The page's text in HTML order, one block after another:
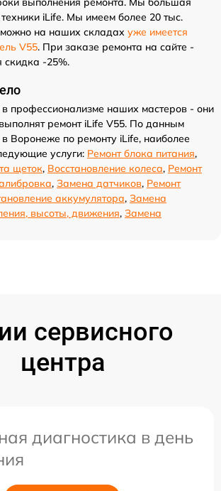
техники iLife. Мы имеем более 20 тыс.
на наших складах уже имеется
V55. При заказе ремонта на сайте -
скидка -25%.
профессионализме наших мастеров - они
ремонт iLife V55. По данным
Воронеже по ремонту iLife, наиболее
услуги: Ремонт блока питания,
щеток, Восстановление колеса, Ремонт
, Замена датчиков, Ремонт
аккумулятора, Замена
высоты, движения, Замена
сервисного
центра
диагностика в день